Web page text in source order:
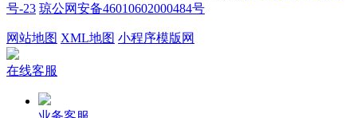
号-23 琼公网安备46010602000484号
网站地图 XML地图 小程序模版网
在线客服